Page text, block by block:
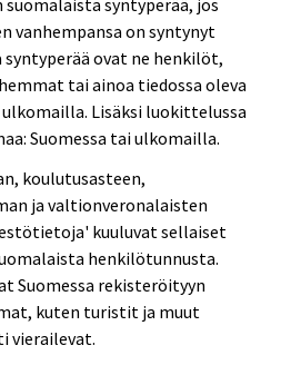
vanhempansa on syntynyt
syntyperää ovat ne henkilöt,
tai ainoa tiedossa oleva
Lisäksi luokittelussa
Suomessa tai ulkomailla.
koulutusasteen,
ja valtionveronalaisten
kuuluvat sellaiset
henkilötunnusta.
Suomessa rekisteröityyn
kuten turistit ja muut
vierailevat.